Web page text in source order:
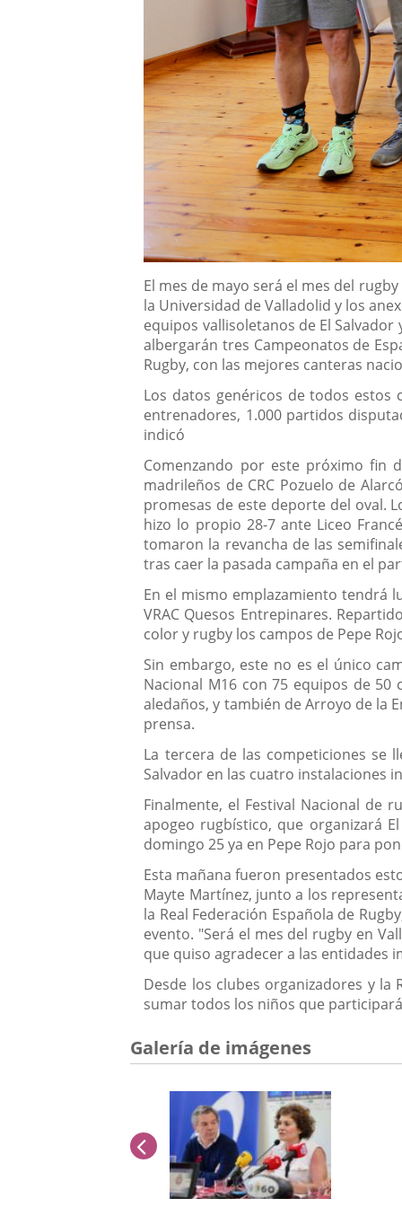
Descripción
El mes de mayo será el mes del
la Universidad de Valladolid y los
equipos vallisoletanos de El
albergarán tres Campeonatos de
Rugby, con las mejores canteras
Los datos genéricos de todos estos
entrenadores, 1.000 partidos
indicó
Comenzando por este próximo fin
madrileños de CRC Pozuelo de
promesas de este deporte del oval.
hizo lo propio 28-7 ante Liceo
tomaron la revancha de las
tras caer la pasada campaña en el
En el mismo emplazamiento tendrá
VRAC Quesos Entrepinares.
color y rugby los campos de Pepe
Sin embargo, este no es el único
Nacional M16 con 75 equipos de
aledaños, y también de Arroyo de la
prensa.
La tercera de las competiciones se
Salvador en las cuatro instalaciones
Finalmente, el Festival Nacional de
apogeo rugbístico, que organizará
domingo 25 ya en Pepe Rojo para
Esta mañana fueron presentados
Mayte Martínez, junto a los
la Real Federación Española de
evento. "Será el mes del rugby en
que quiso agradecer a las entidades
Desde los clubes organizadores y la
sumar todos los niños que
Galería de imágenes
anterior